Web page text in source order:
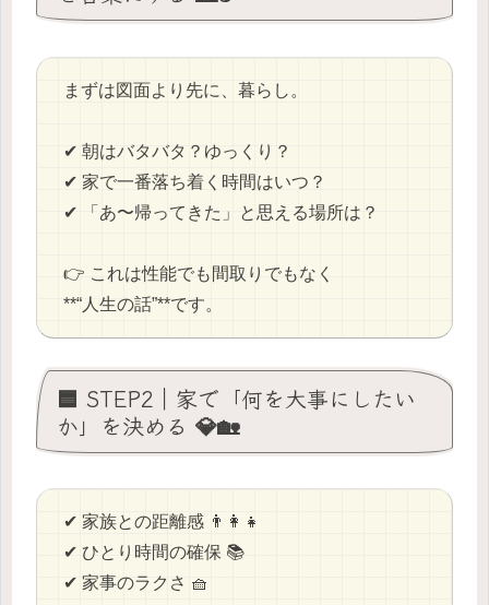
まずは図面より先に、暮らし。
✔ 朝はバタバタ？ゆっくり？
✔ 家で一番落ち着く時間はいつ？
✔ 「あ〜帰ってきた」と思える場所は？
👉 これは性能でも間取りでもなく
**“人生の話”**です。
🟦 STEP2｜家で「何を大事にしたい
か」を決める 💎🏡
✔ 家族との距離感 👨‍👩‍👧
✔ ひとり時間の確保 📚
✔ 家事のラクさ 🧺